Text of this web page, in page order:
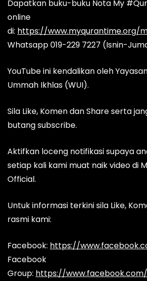
Dapatkan buku-buku Nota My
online
di: https://www.myqurantime.org/
Whatsapp 019-229 7227 (Isnin-
YouTube ini kendalikan oleh
Ummah Ikhlas (WUI).
Sila Like, Komen dan Share serta
butang subscribe.
Aktifkan loceng notifikasi supaya
setiap kali kami muat naik video di
Official.
Untuk informasi terkini sila Like,
rasmi kami:
Facebook: https://
Facebook
Group: https://